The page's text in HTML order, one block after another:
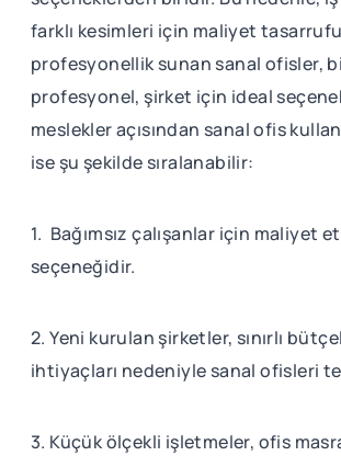
farklı kesimleri için maliyet
profesyonellik sunan sanal ofisler,
profesyonel, şirket için ideal
meslekler açısından sanal ofis
ise şu şekilde sıralanabilir:
1. Bağımsız çalışanlar için maliyet
seçeneğidir.
2. Yeni kurulan şirketler, sınırlı
ihtiyaçları nedeniyle sanal ofisleri
3. Küçük ölçekli işletmeler, ofis